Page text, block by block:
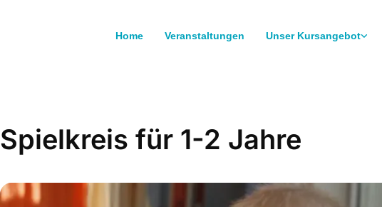
Home Veranstaltungen Unser Kursangebot
Spielkreis für 1-2 Jahre